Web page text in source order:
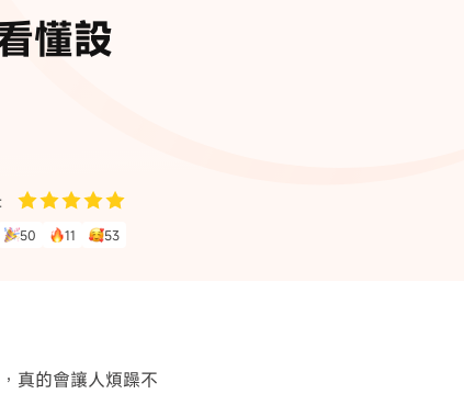
·三星手機螢幕黑屏
AI 資訊
學
懂設
50 11 53
真的會讓人煩躁不